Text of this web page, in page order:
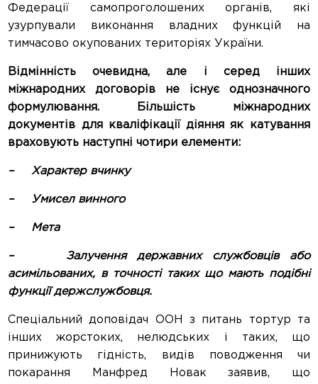
Федерації самопроголошених органів, які
узурпували виконання владних функцій на
тимчасово окупованих територіях України.
Відмінність очевидна, але і серед інших
міжнародних договорів не існує однозначного
формулювання. Більшість міжнародних
документів ​​для кваліфікації діяння як катування
враховують наступні чотири елементи:
– Характер вчинку
– Умисел винного
– Мета
– Залучення державних службовців або
асимільованих, в точності таких що мають подібні
функції держслужбовця.
Спеціальний доповідач ООН з питань тортур та
інших жорстоких, нелюдських і таких, що
принижують гідність, видів поводження чи
покарання Манфред Новак заявив, що